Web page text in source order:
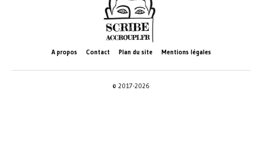
A propos Contact Plan du site Mentions légales
© 2017-2026